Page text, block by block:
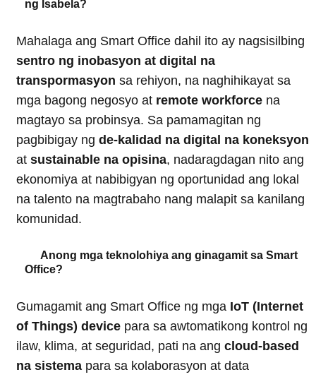
ng Isabela?
Mahalaga ang Smart Office dahil ito ay nagsisilbing
sentro ng inobasyon at digital na
transpormasyon sa rehiyon, na naghihikayat sa
mga bagong negosyo at remote workforce na
magtayo sa probinsya. Sa pamamagitan ng
pagbibigay ng de-kalidad na digital na koneksyon
at sustainable na opisina, nadaragdagan nito ang
ekonomiya at nabibigyan ng oportunidad ang lokal
na talento na magtrabaho nang malapit sa kanilang
komunidad.
Anong mga teknolohiya ang ginagamit sa Smart
Office?
Gumagamit ang Smart Office ng mga IoT (Internet
of Things) device para sa awtomatikong kontrol ng
ilaw, klima, at seguridad, pati na ang cloud-based
na sistema para sa kolaborasyon at data